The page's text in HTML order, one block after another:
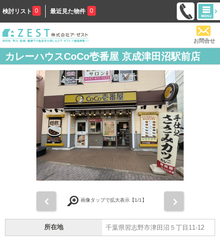
検討リスト 0 最近見た物件 0
お問合せ
カレーハウスCoCo壱番屋 京成津田沼駅前店
画像タップで拡大表示【1/1】
所在地 千葉県習志野市津田沼５丁目11-12